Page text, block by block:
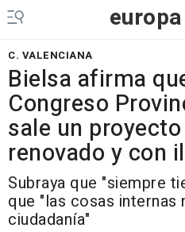
europa
C. VALENCIANA
Bielsa afirma
Congreso
sale un
renovado y con
Subraya que "siempre
que "las cosas internas
ciudadanía"